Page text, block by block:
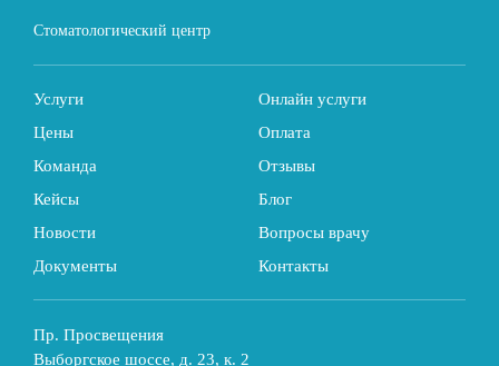
Стоматологический центр
Услуги
Онлайн услуги
Цены
Оплата
Команда
Отзывы
Кейсы
Блог
Новости
Вопросы врачу
Документы
Контакты
Пр. Просвещения
Выборгское шоссе, д. 23, к. 2